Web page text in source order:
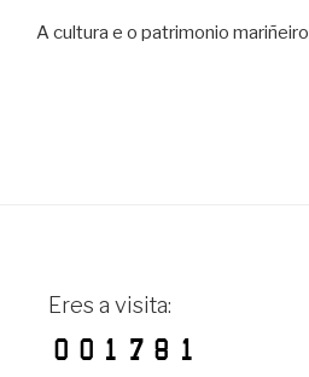
A cultura e o patrimonio mariñeiro
Eres a visita: